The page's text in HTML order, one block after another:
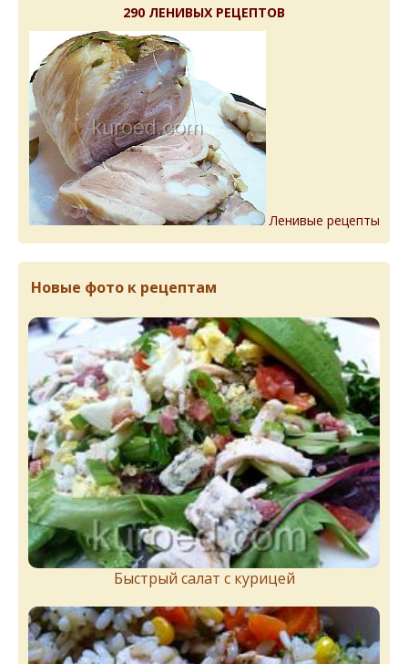
290 ЛЕНИВЫХ РЕЦЕПТОВ
Ленивые рецепты
Новые фото к рецептам
Быстрый салат с курицей